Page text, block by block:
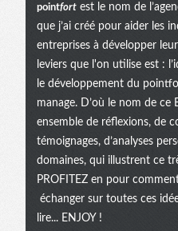
pointfort est le nom de
que j’ai créé pour aider les
entreprises à développer
leviers que l'on utilise est :
le développement du
manage. D’où le nom de ce
ensemble de réflexions, de
témoignages, d’analyses
domaines, qui illustrent ce
PROFITEZ en pour
échanger sur toutes ces
lire... ENJOY !